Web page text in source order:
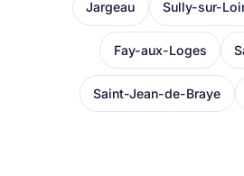
Jargeau Sully-sur-
Fay-aux-Loges
Saint-Jean-de-Braye